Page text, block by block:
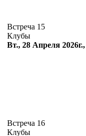
Встреча 15
Клубы
Вт., 28 Апреля
Встреча 16
Клубы